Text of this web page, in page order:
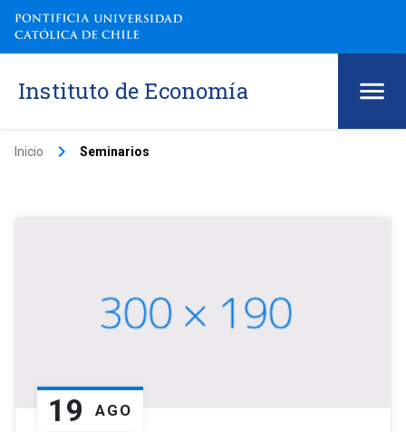
Instituto de Economía
Inicio keyboard_arrow_right Seminarios
19 AGO